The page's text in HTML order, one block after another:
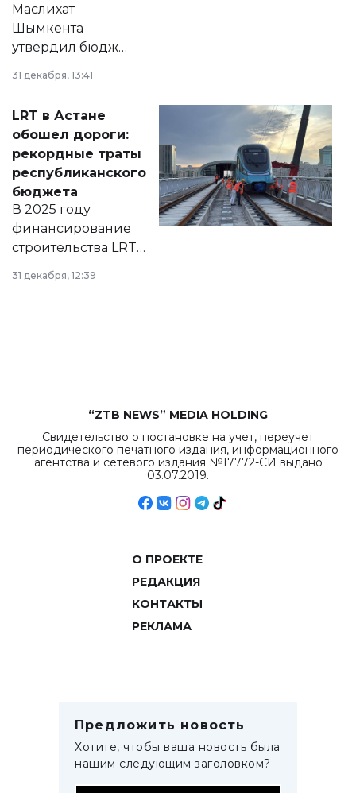
Маслихат
Шымкента
утвердил бюджет
города на 2026–
2028 годы.
документ
появился в базе
нормативных
правовых актов и
на сайте маслихат
города.
31 декабря, 13:41
LRT в Астане
обошел дороги:
рекордные траты
республиканского
бюджета
В 2025 году
финансирование
строительства LRT
в Астане из
республиканского
31 декабря, 12:39
“ZTB NEWS” MEDIA HOLDING
Свидетельство о постановке на учет, переучет
периодического печатного издания, информационного
агентства и сетевого издания №17772-СИ выдано
03.07.2019.
О ПРОЕКТЕ
РЕДАКЦИЯ
КОНТАКТЫ
РЕКЛАМА
Предложить новость
Хотите, чтобы ваша новость была
нашим следующим заголовком?